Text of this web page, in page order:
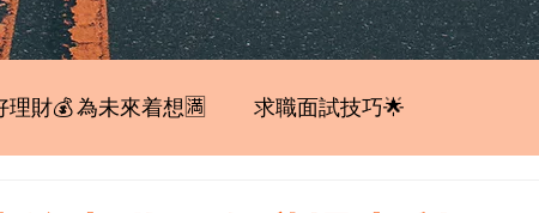
理財💰 為未來着想🈵 求職面試技巧🌟